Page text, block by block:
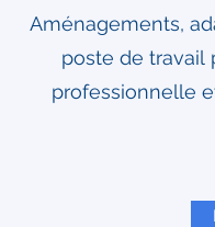
Aménagements,
poste de travail
professionnelle